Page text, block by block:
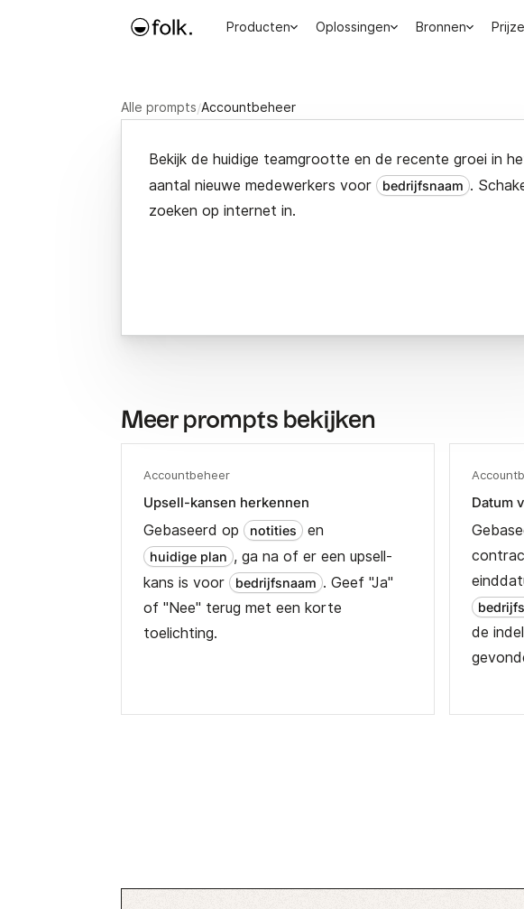
Producten Oplossingen Bronnen
Alle prompts/Accountbeheer
Bekijk de huidige teamgrootte en de recente groei in
aantal nieuwe medewerkers voor bedrijfsnaam .
zoeken op internet in.
Meer prompts bekijken
Accountbeheer
Upsell-kansen herkennen
Gebaseerd op notities en
huidige plan , ga na of er een upsell-
kans is voor bedrijfsnaam . Geef "Ja"
of "Nee" terug met een korte
toelichting.
Datum
de